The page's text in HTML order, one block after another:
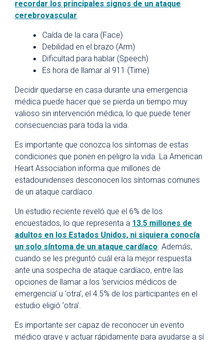
recordar los principales signos de un ataque
cerebrovascular.
Caída de la cara (Face)
Debilidad en el brazo (Arm)
Dificultad para hablar (Speech)
Es hora de llamar al 911 (Time)
Decidir quedarse en casa durante una emergencia
médica puede hacer que se pierda un tiempo muy
valioso sin intervención médica, lo que puede tener
consecuencias para toda la vida.
Es importante que conozca los síntomas de estas
condiciones que ponen en peligro la vida. La American
Heart Association informa que millones de
estadounidenses desconocen los síntomas comunes
de un ataque cardíaco.
Un estudio reciente reveló que el 6% de los
encuestados, lo que representa a 13.5 millones de
adultos en los Estados Unidos, ni siquiera conocía
un solo síntoma de un ataque cardíaco. Además,
cuando se les preguntó cuál era la mejor respuesta
ante una sospecha de ataque cardíaco, entre las
opciones de llamar a los ‘servicios médicos de
emergencia’ u ‘otra’, el 4.5% de los participantes en el
estudio eligió ‘otra’.
Es importante ser capaz de reconocer un evento
médico grave y actuar rápidamente para ayudarse a sí